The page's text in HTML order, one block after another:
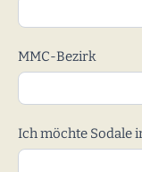
MMC
Regensburg
MMC-Bezirk
Ich möchte Sodale
Vorname